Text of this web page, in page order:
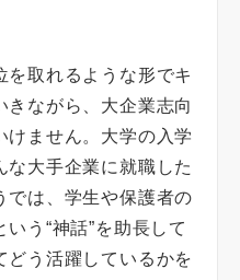
を取れるような形でキ
きながら、大企業志向
けません。大学の入学
な大手企業に就職した
では、学生や保護者の
いう“神話”を助長して
どう活躍しているかを